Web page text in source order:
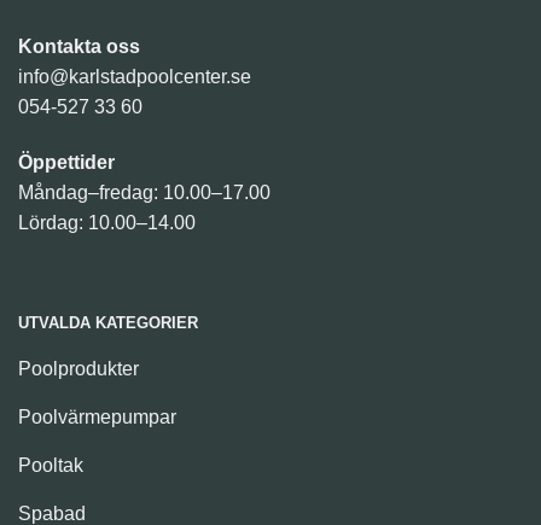
Kontakta oss
info@karlstadpoolcenter.se
054-527 33 60
Öppettider
Måndag–fredag: 10.00–17.00
Lördag: 10.00–14.00
UTVALDA KATEGORIER
Poolprodukter
Poolvärmepumpar
Pooltak
Spabad